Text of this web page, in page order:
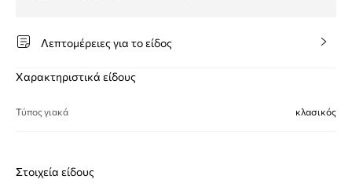
Λεπτομέρειες για το είδος
Χαρακτηριστικά είδους
Τύπος γιακά κλασικός
Στοιχεία είδους